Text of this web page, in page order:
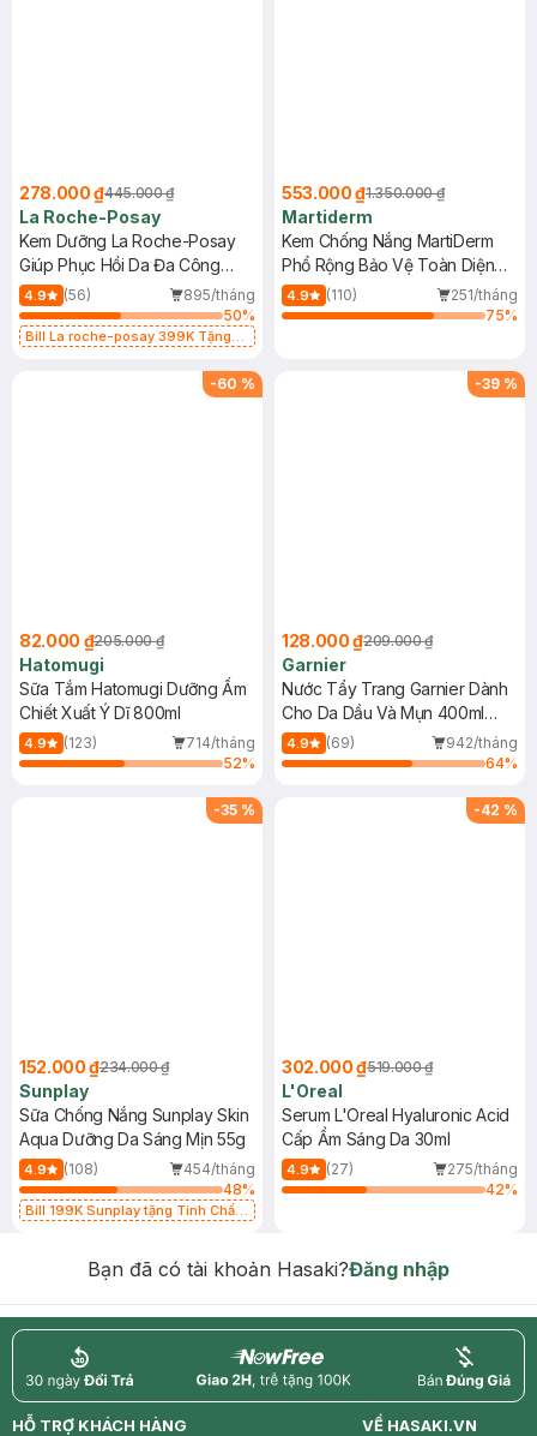
278.000 ₫445.000 ₫
La Roche-Posay
Kem Dưỡng La Roche-Posay
Giúp Phục Hồi Da Đa Công
Dụng 40ml
4.9 (56)
895/tháng
50%
Bill La roche-posay 399K Tặng
553.000 ₫1.350.000 ₫
Martiderm
Kem Chống Nắng MartiDerm
Phổ Rộng Bảo Vệ Toàn Diện
40ml
4.9 (110)
251/tháng
75%
-60 %
82.000 ₫205.000 ₫
Hatomugi
Sữa Tắm Hatomugi Dưỡng Ẩm
Chiết Xuất Ý Dĩ 800ml
4.9 (123)
714/tháng
52%
-39 %
128.000 ₫209.000 ₫
Garnier
Nước Tẩy Trang Garnier Dành
Cho Da Dầu Và Mụn 400ml
(Mới)
4.9 (69)
942/tháng
64%
-35 %
152.000 ₫234.000 ₫
Sunplay
Sữa Chống Nắng Sunplay Skin
Aqua Dưỡng Da Sáng Mịn 55g
4.9 (108)
454/tháng
48%
Bill 199K Sunplay tặng Tinh Chất
-42 %
302.000 ₫519.000 ₫
L'Oreal
Serum L'Oreal Hyaluronic Acid
Cấp Ẩm Sáng Da 30ml
4.9 (27)
275/tháng
42%
Bạn đã có tài khoản Hasaki?Đăng nhập
return nowfree price
HỖ TRỢ KHÁCH HÀNG
VỀ HASAKI.VN